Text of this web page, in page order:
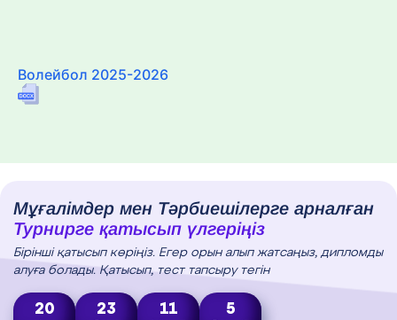
Волейбол 2025-2026
Мұғалімдер мен Тәрбиешілерге арналған
Турнирге қатысып үлгеріңіз
Бірінші қатысып көріңіз. Егер орын алып жатсаңыз, дипломды
алуға болады. Қатысып, тест тапсыру тегін
20 23 11 4